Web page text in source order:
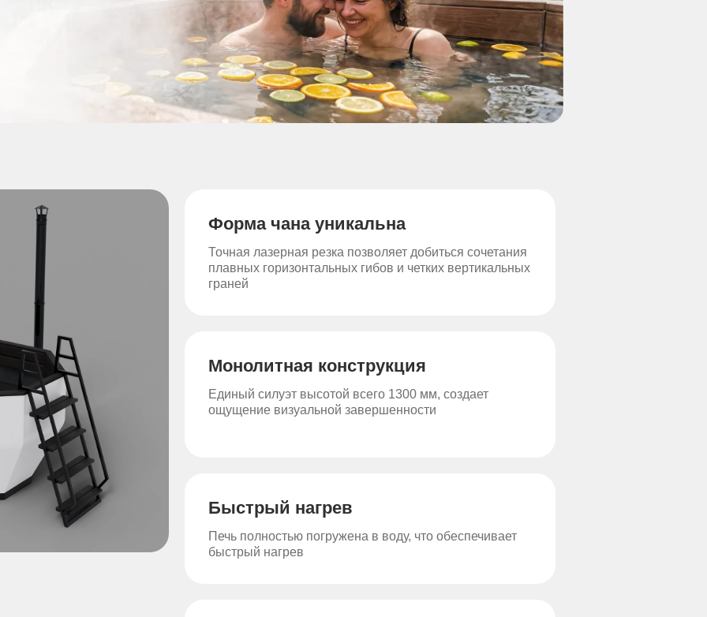
Форма чана уникальна
Точная лазерная резка позволяет добиться сочетания
плавных горизонтальных гибов и четких вертикальных
граней
Монолитная конструкция
Единый силуэт высотой всего 1300 мм, создает
ощущение визуальной завершенности
Быстрый нагрев
Печь полностью погружена в воду, что обеспечивает
быстрый нагрев